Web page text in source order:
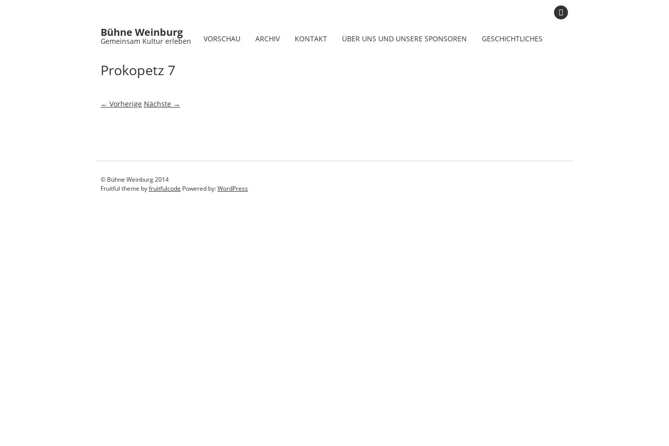
Bühne Weinburg
Gemeinsam Kultur erleben VORSCHAU ARCHIV KONTAKT ÜBER UNS UND UNSERE SPONSOREN GESCHICHTLICHES
Prokopetz 7
← Vorherige Nächste →
© Bühne Weinburg 2014
Fruitful theme byfruitfulcode Powered by:WordPress